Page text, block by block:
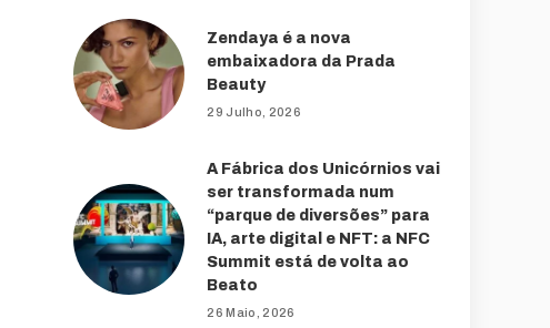
Zendaya é a nova
embaixadora da Prada
Beauty
29 Julho, 2026
A Fábrica dos Unicórnios vai
ser transformada num
“parque de diversões” para
IA, arte digital e NFT: a NFC
Summit está de volta ao
Beato
26 Maio, 2026